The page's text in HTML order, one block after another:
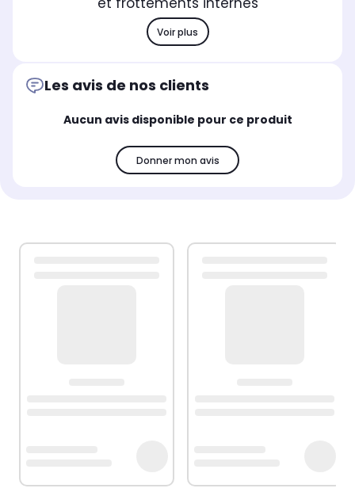
Voir plus
Les avis de nos clients
Aucun avis disponible pour ce produit
Donner mon avis